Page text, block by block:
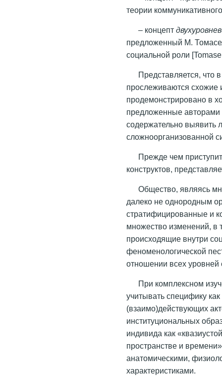
теории
– концепт
предложенный М.
социальной роли
Представляется, что
прослеживаются схожие
продемонстрировано в
предложенные авторами
содержательно выявить
сложноорганизованной
Прежде чем
конструктов,
Общество, являясь
далеко не однородным
стратифицированные и
множество изменений, в
происходящие внутри
феноменологической
отношении всех уровней
При комплексном
учитывать специфику
(взаимо)действующих
институциональных
индивида как
пространстве и
анатомическими,
характеристиками.